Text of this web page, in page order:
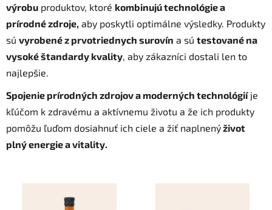
výrobu produktov, ktoré kombinujú technológie a
prírodné zdroje, aby poskytli optimálne výsledky. Produkty
sú vyrobené z prvotriednych surovín a sú testované na
vysoké štandardy kvality , aby zákazníci dostali len to
najlepšie.
Spojenie prírodných zdrojov a moderných technológiíje
kľúčom k zdravému a aktívnemu životu a že ich produkty
pomôžu ľuďom dosiahnuť ich ciele a žiť naplnenýživot
plný energie a vitality.